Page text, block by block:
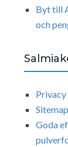
Byt till
och
Privacy
Sitemap
Goda